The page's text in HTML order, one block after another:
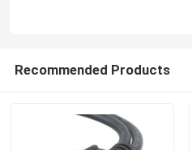
Recommended Products